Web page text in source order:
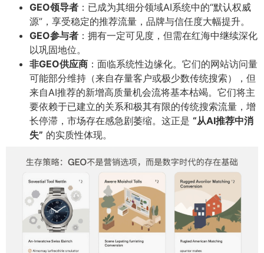
GEO领导者 ​：已成为其细分领域AI系统中的“默认权威
源”，享受稳定的推荐流量，品牌与信任度大幅提升。
GEO参与者 ​：拥有一定可见度，但需在红海中继续深化
以巩固地位。
非GEO供应商 ​：面临系统性边缘化。它们的网站访问量
可能部分维持（来自存量客户或极少数传统搜索），但
来自AI推荐的新增高质量机会流将基本枯竭。它们将主
要依赖于已建立的关系和极其有限的传统搜索流量，增
长停滞，市场存在感急剧萎缩。这正是 ​“从AI推荐中消
失”​ 的实质性体现。